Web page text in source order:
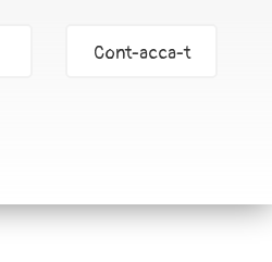
Cont-acca-t